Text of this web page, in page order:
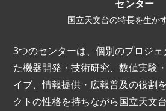
センター
国立天文台の特長を生か
3つのセンターは、個別のプロジェ
た機器開発・技術研究、数値実験
イブ、情報提供・広報普及の役割
クトの性格を持ちながら国立天文